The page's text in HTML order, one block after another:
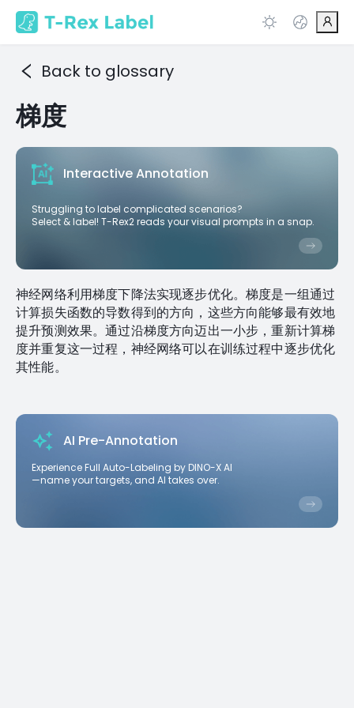
Back to glossary
梯度
Interactive Annotation
Struggling to label complicated scenarios?
Select & label! T-Rex2 reads your visual prompts in a snap.
神经网络利用梯度下降法实现逐步优化。梯度是一组通过
计算损失函数的导数得到的方向，这些方向能够最有效地
提升预测效果。通过沿梯度方向迈出一小步，重新计算梯
度并重复这一过程，神经网络可以在训练过程中逐步优化
其性能。
AI Pre-Annotation
Experience Full Auto-Labeling by DINO-X AI
—name your targets, and AI takes over.